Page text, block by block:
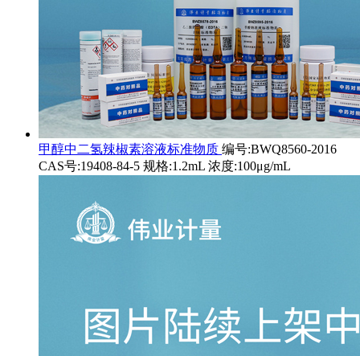
甲醇中二氢辣椒素溶液标准物质 编号:BWQ8560-2016
CAS号:19408-84-5 规格:1.2mL 浓度:100μg/mL